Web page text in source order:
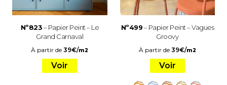
Nº823– Papier Peint – Le
Grand Carnaval
À partir de39€/m2
Voir
Nº499– Papier Peint – Vagues
Groovy
À partir de 39€/m2
Voir